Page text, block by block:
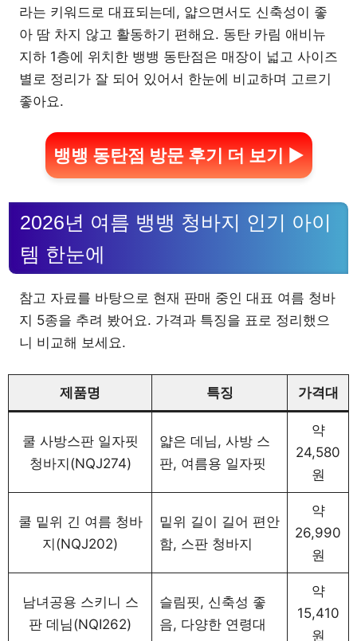
라는 키워드로 대표되는데, 얇으면서도 신축성이 좋
아 땀 차지 않고 활동하기 편해요. 동탄 카림 애비뉴
지하 1층에 위치한 뱅뱅 동탄점은 매장이 넓고 사이즈
별로 정리가 잘 되어 있어서 한눈에 비교하며 고르기
좋아요.
뱅뱅 동탄점 방문 후기 더 보기 ▶
2026년 여름 뱅뱅 청바지 인기 아이
템 한눈에
참고 자료를 바탕으로 현재 판매 중인 대표 여름 청바
지 5종을 추려 봤어요. 가격과 특징을 표로 정리했으
니 비교해 보세요.
제품명 특징 가격대
쿨 사방스판 일자핏
청바지(NQJ274)
얇은 데님, 사방 스
판, 여름용 일자핏
약
24,580
원
쿨 밑위 긴 여름 청바
지(NQJ202)
밑위 길이 길어 편안
함, 스판 청바지
약
26,990
원
남녀공용 스키니 스
판 데님(NQI262)
슬림핏, 신축성 좋
음, 다양한 연령대
약
15,410
원